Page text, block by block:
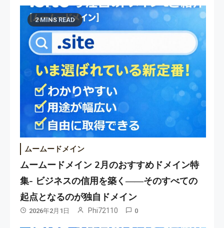
2 MINS READ
ムームードメイン
ムームードメイン 2月のおすすめドメイン特
集- ビジネスの信用を築く――そのすべての
起点となるのが独自ドメイン
2026年2月1日 Phi72110 0